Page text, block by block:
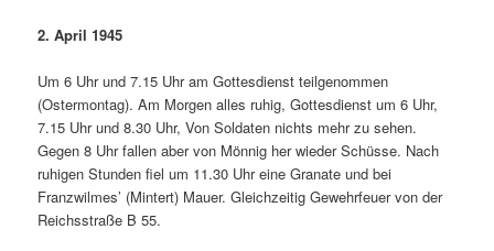
2. April 1945
Um 6 Uhr und 7.15 Uhr am Gottesdienst teilgenommen
(Ostermontag). Am Morgen alles ruhig, Gottesdienst um 6 Uhr,
7.15 Uhr und 8.30 Uhr, Von Soldaten nichts mehr zu sehen.
Gegen 8 Uhr fallen aber von Mönnig her wieder Schüsse. Nach
ruhigen Stunden fiel um 11.30 Uhr eine Granate und bei
Franzwilmes’ (Mintert) Mauer. Gleichzeitig Gewehrfeuer von der
Reichsstraße B 55.